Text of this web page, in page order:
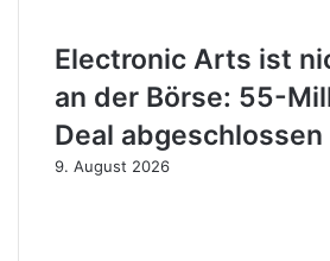
Electronic Arts ist
an der Börse: 55-
Deal abgeschlossen
9. August 2026